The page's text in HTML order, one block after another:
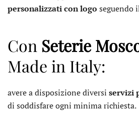
personalizzati con logo seguendo
Con Seterie
Made in Italy:
avere a disposizione diversi servizi
di soddisfare ogni minima richiesta.